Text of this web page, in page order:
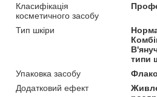
Класифікація
косметичного засобу
Тип шкіри
типи
Упаковка засобу
Додатковий ефект